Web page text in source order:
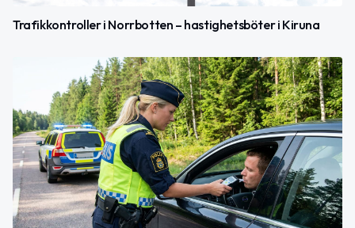
Trafikkontroller i Norrbotten – hastighetsböter i Kiruna